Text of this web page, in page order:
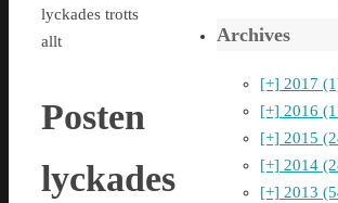
lyckades trotts
allt
Posten
lyckades
Archives
[+] 2017
[+] 2016
[+] 2015
[+] 2014
[+] 2013